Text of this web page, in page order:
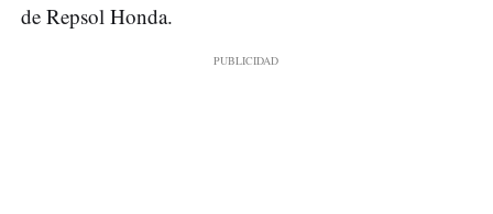
de Repsol Honda.